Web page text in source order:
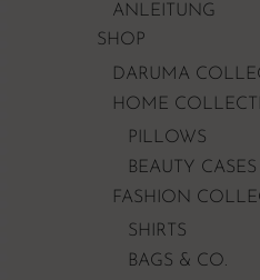
ANLEITUNG
SHOP
DARUMA
HOME
PILLOWS
BEAUTY CASES
FASHION
SHIRTS
BAGS & CO.